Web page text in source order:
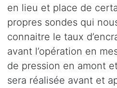
en lieu et place de
propres sondes qui
connaitre le taux
avant l’opération en
de pression en amont
sera réalisée avant et